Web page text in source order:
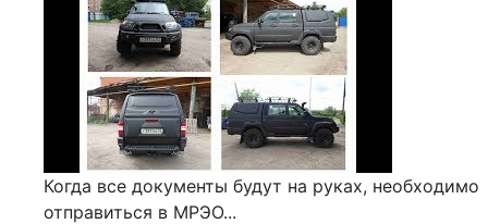
Когда все документы будут на руках, необходимо
отправиться в МРЭО...